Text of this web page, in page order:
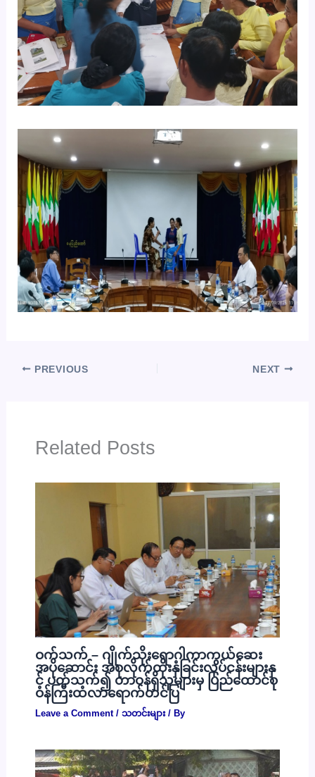
PREVIOUS NEXT
Related Posts
ဝက်သက် – ဂျိုက်သိုးရောဂါကာကွယ်ဆေး
အပိုဆောင်း အစုလိုက်ထိုးနှံခြင်းလုပ်ငန်းများနှ
င့် ပတ်သက်၍ တာဝန်ရှိသူများမှ ပြည်ထောင်စု
ဝန်ကြီးထံလာရောက်တင်ပြ
Leave a Comment / သတင်းများ/ By